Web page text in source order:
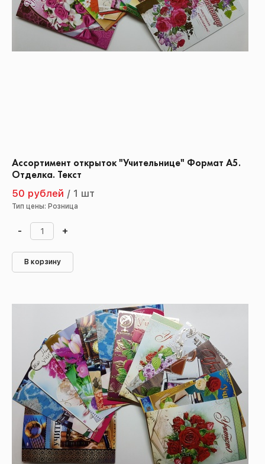
Ассортимент открыток "Учительнице" Формат А5.
Отделка. Текст
50 рублей / 1 шт
Тип цены: Розница
- +
В корзину